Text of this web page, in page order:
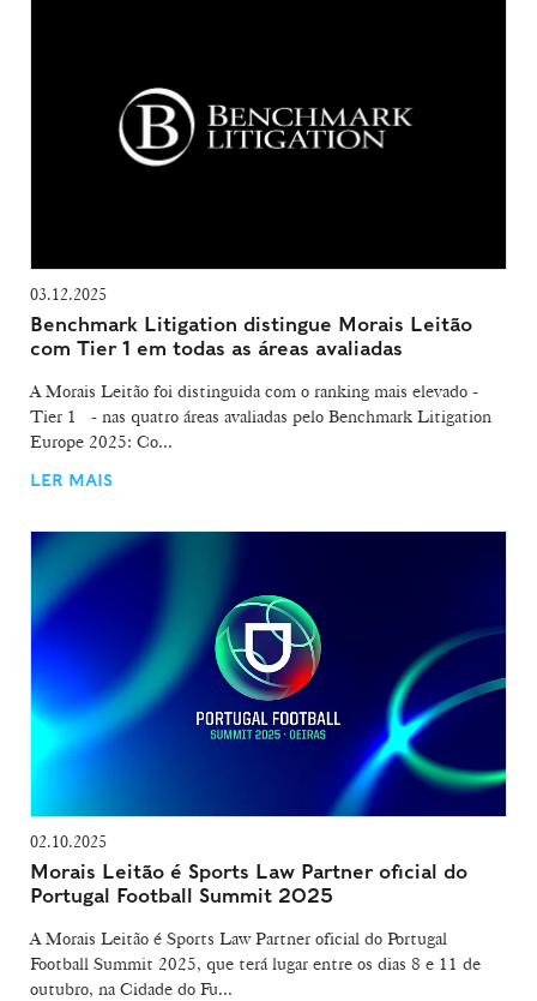
03.12.2025
Benchmark Litigation distingue Morais Leitão
com Tier 1 em todas as áreas avaliadas
A Morais Leitão foi distinguida com o ranking mais elevado -
Tier 1 - nas quatro áreas avaliadas pelo Benchmark Litigation
Europe 2025: Co...
LER MAIS
02.10.2025
Morais Leitão é Sports Law Partner oficial do
Portugal Football Summit 2025
A Morais Leitão é Sports Law Partner oficial do Portugal
Football Summit 2025, que terá lugar entre os dias 8 e 11 de
outubro, na Cidade do Fu...